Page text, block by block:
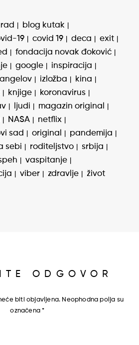
blog kutak
19 covid 19 deca
exit
fondacija novak đoković
google
inspiracija
izložba
kina
knjige
koronavirus
ljudi
magazin original
NASA
netflix
sad original
pandemija
sebi roditeljstvo
srbija
vaspitanje
viber zdravlje život
ODGOVOR
biti objavljena. Neophodna polja su
označena*